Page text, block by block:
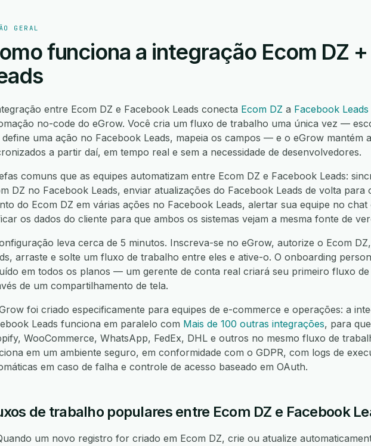
GERAL
funciona a integração Ecom DZ
entre Ecom DZ e Facebook Leads conecta Ecom DZ a Facebook Leads
no-code do eGrow. Você cria um fluxo de trabalho uma única vez —
define uma ação no Facebook Leads, mapeia os campos — e o eGrow mantém
a partir daí, em tempo real e sem a necessidade de desenvolvedores.
comuns que as equipes automatizam entre Ecom DZ e Facebook Leads:
DZ no Facebook Leads, enviar atualizações do Facebook Leads de volta para
do Ecom DZ em várias ações no Facebook Leads, alertar sua equipe no
os dados do cliente para que ambos os sistemas vejam a mesma fonte de
leva cerca de 5 minutos. Inscreva-se no eGrow, autorize o Ecom
arraste e solte um fluxo de trabalho entre eles e ative-o. O onboarding
em todos os planos — um gerente de conta real criará seu primeiro fluxo
de um compartilhamento de tela.
foi criado especificamente para equipes de e-commerce e operações: a
Leads funciona em paralelo com Mais de 100 outras integrações, para
WooCommerce, WhatsApp, FedEx, DHL e outros no mesmo fluxo de
em um ambiente seguro, em conformidade com o GDPR, com logs de
em caso de falha e controle de acesso baseado em OAuth.
de trabalho populares entre Ecom DZ e Facebook
um novo registro for criado em Ecom DZ, crie ou atualize